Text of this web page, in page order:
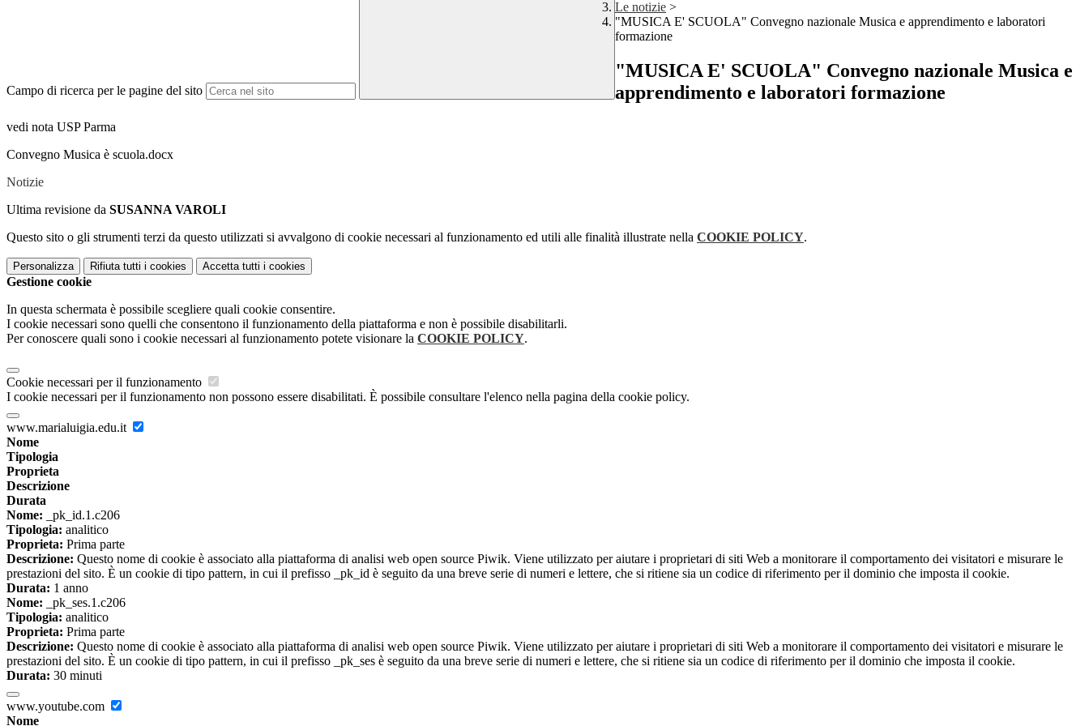
Campo di ricerca per le pagine del sito
Le notizie >
"MUSICA E' SCUOLA" Convegno nazionale Musica e apprendimento e laboratori
formazione
"MUSICA E' SCUOLA" Convegno nazionale Musica e
apprendimento e laboratori formazione
vedi nota USP Parma
Convegno Musica è scuola.docx
Notizie
Ultima revisione da SUSANNA VAROLI
Questo sito o gli strumenti terzi da questo utilizzati si avvalgono di cookie necessari al funzionamento ed utili alle finalità illustrate nella COOKIE POLICY.
Personalizza Rifiuta tutti i cookies Accetta tutti i cookies
Gestione cookie
In questa schermata è possibile scegliere quali cookie consentire.
I cookie necessari sono quelli che consentono il funzionamento della piattaforma e non è possibile disabilitarli.
Per conoscere quali sono i cookie necessari al funzionamento potete visionare la COOKIE POLICY.
Cookie necessari per il funzionamento
I cookie necessari per il funzionamento non possono essere disabilitati. È possibile consultare l'elenco nella pagina della cookie policy.
www.marialuigia.edu.it
Nome
Tipologia
Proprieta
Descrizione
Durata
Nome: _pk_id.1.c206
Tipologia: analitico
Proprieta: Prima parte
Descrizione: Questo nome di cookie è associato alla piattaforma di analisi web open source Piwik. Viene utilizzato per aiutare i proprietari di siti Web a monitorare il comportamento dei visitatori e misurare le
prestazioni del sito. È un cookie di tipo pattern, in cui il prefisso _pk_id è seguito da una breve serie di numeri e lettere, che si ritiene sia un codice di riferimento per il dominio che imposta il cookie.
Durata: 1 anno
Nome: _pk_ses.1.c206
Tipologia: analitico
Proprieta: Prima parte
Descrizione: Questo nome di cookie è associato alla piattaforma di analisi web open source Piwik. Viene utilizzato per aiutare i proprietari di siti Web a monitorare il comportamento dei visitatori e misurare le
prestazioni del sito. È un cookie di tipo pattern, in cui il prefisso _pk_ses è seguito da una breve serie di numeri e lettere, che si ritiene sia un codice di riferimento per il dominio che imposta il cookie.
Durata: 30 minuti
www.youtube.com
Nome